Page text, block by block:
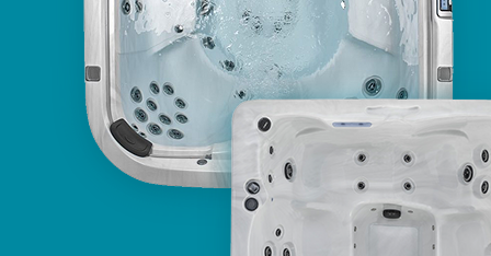
5 147 400 /шт.
Показать